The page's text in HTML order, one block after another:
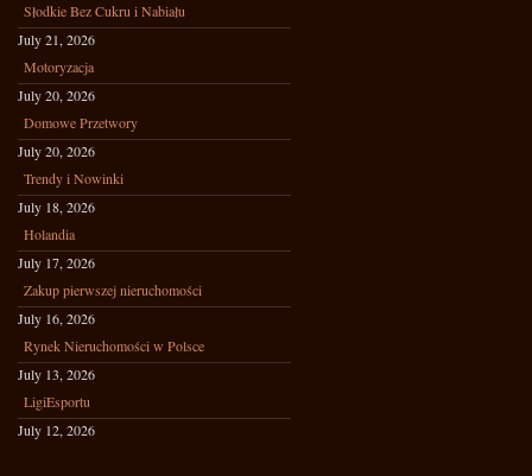
Słodkie Bez Cukru i Nabiału
July 21, 2026
Motoryzacja
July 20, 2026
Domowe Przetwory
July 20, 2026
Trendy i Nowinki
July 18, 2026
Holandia
July 17, 2026
Zakup pierwszej nieruchomości
July 16, 2026
Rynek Nieruchomości w Polsce
July 13, 2026
LigiEsportu
July 12, 2026